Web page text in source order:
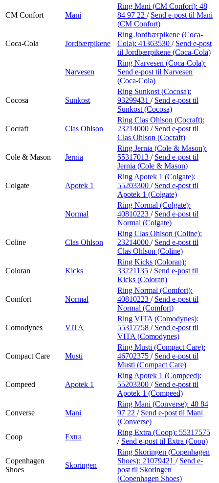
CM Confort Mani
Ring Mani (CM Confort): 48
84 97 22 / Send e-post til Mani
(CM Confort)
Coca-Cola Jordbærpikene
Ring Jordbærpikene (Coca-
Cola): 41363530 / Send e-post
til Jordbærpikene (Coca-Cola)
Narvesen
Ring Narvesen (Coca-Cola):
Send e-post til Narvesen
(Coca-Cola)
Cocosa Sunkost
Ring Sunkost (Cocosa):
93299431 / Send e-post til
Sunkost (Cocosa)
Cocraft Clas Ohlson
Ring Clas Ohlson (Cocraft):
23214000 / Send e-post til
Clas Ohlson (Cocraft)
Cole & Mason Jernia
Ring Jernia (Cole & Mason):
55317013 / Send e-post til
Jernia (Cole & Mason)
Colgate Apotek 1
Ring Apotek 1 (Colgate):
55203300 / Send e-post til
Apotek 1 (Colgate)
Normal
Ring Normal (Colgate):
40810223 / Send e-post til
Normal (Colgate)
Coline Clas Ohlson
Ring Clas Ohlson (Coline):
23214000 / Send e-post til
Clas Ohlson (Coline)
Coloran Kicks
Ring Kicks (Coloran):
33221135 / Send e-post til
Kicks (Coloran)
Comfort Normal
Ring Normal (Comfort):
40810223 / Send e-post til
Normal (Comfort)
Comodynes VITA
Ring VITA (Comodynes):
55317758 / Send e-post til
VITA (Comodynes)
Compact Care Musti
Ring Musti (Compact Care):
46702375 / Send e-post til
Musti (Compact Care)
Compeed Apotek 1
Ring Apotek 1 (Compeed):
55203300 / Send e-post til
Apotek 1 (Compeed)
Converse Mani
Ring Mani (Converse): 48 84
97 22 / Send e-post til Mani
(Converse)
Coop
Extra
Ring Extra (Coop): 55317575
/ Send e-post til Extra (Coop)
Copenhagen
Shoes
Skoringen
Ring Skoringen (Copenhagen
Shoes): 21079421 / Send e-
post til Skoringen
(Copenhagen Shoes)